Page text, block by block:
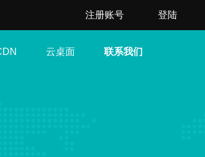
注册账号 登陆
云桌面 联系我们